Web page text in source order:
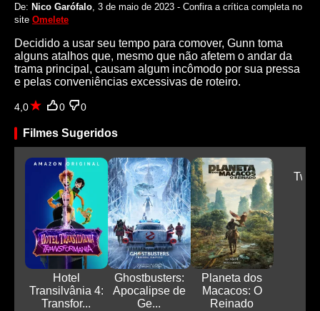
De: Nico Garófalo , 3 de maio de 2023 - Confira a crítica completa no
site Omelete
Decidido a usar seu tempo para comover, Gunn toma
alguns atalhos que, mesmo que não afetem o andar da
trama principal, causam algum incômodo por sua pressa
e pelas conveniências excessivas de roteiro.
4,0 0 0
Filmes Sugeridos
Hotel
Transilvânia 4:
Transfor...
Ghostbusters:
Apocalipse de
Ge...
Planeta dos
Macacos: O
Reinado